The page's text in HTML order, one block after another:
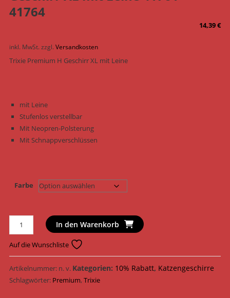
41764
14,39€
inkl. MwSt.zzgl.Versandkosten
Trixie Premium H Geschirr XL mit Leine
mit Leine
Stufenlos verstellbar
Mit Neopren-Polsterung
Mit Schnappverschlüssen
Farbe
Trixie
Katzengeschirr
Premium
H
Geschirr
XL
In den Warenkorb
Auf die Wunschliste
Artikelnummer: n. v. Kategorien: 10% Rabatt, Katzengeschirre
Schlagwörter: Premium,Trixie